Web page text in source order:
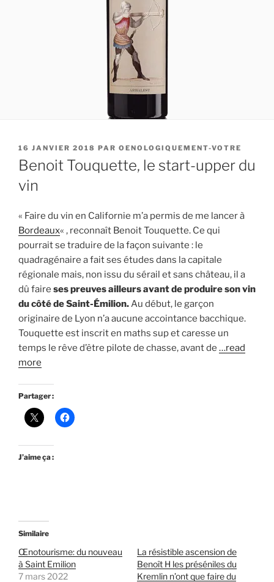
PUBLIÉ
LE
16 JANVIER 2018 PAR OENOLOGIQUEMENT-VOTRE
Benoit Touquette, le start-upper du
vin
« Faire du vin en Californie m’a permis de me lancer à
Bordeaux« , reconnaît Benoit Touquette. Ce qui
pourrait se traduire de la façon suivante : le
quadragénaire a fait ses études dans la capitale
régionale mais, non issu du sérail et sans château, il a
dû faire ses preuves ailleurs avant de produire son vin
du côté de Saint-Émilion.Au début, le garçon
originaire de Lyon n’a aucune accointance bacchique.
Touquette est inscrit en maths sup et caresse un
temps le rêve d’être pilote de chasse, avant de …read
more
Partager :
J’aime ça :
Similaire
Œnotourisme: du nouveau
à Saint Emilion
7 mars 2022
La résistible ascension de
Benoît H les préséniles du
Kremlin n’ont que faire du